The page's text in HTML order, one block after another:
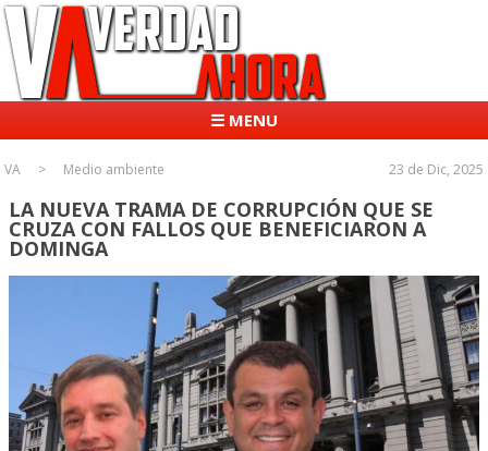
☰ MENU
VA Medio ambiente 23 de Dic, 2025
LA NUEVA TRAMA DE CORRUPCIÓN QUE SE
CRUZA CON FALLOS QUE BENEFICIARON A
DOMINGA